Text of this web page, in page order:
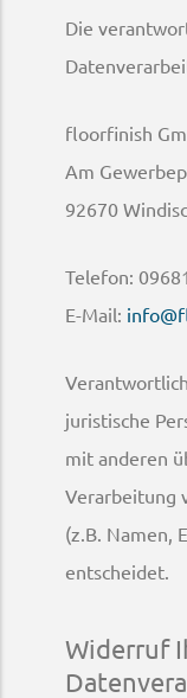
Die
floorfinish
Am
92670
Telefon:
E-Mail:
juristische
mit anderen
Verarbeitung
(z.B. Namen,
entscheidet.
Widerruf